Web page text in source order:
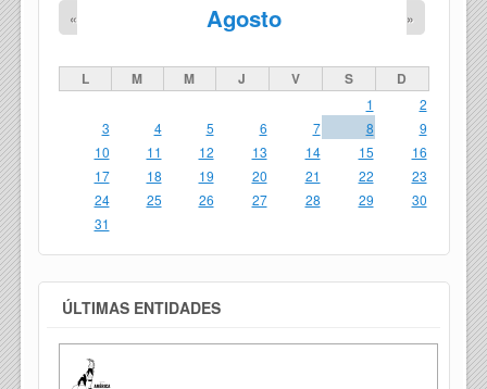
Agosto
« »
L M M J V S D
1
2
3
4 5 6 7 8
9
10
11 12 13 14 15
16
17
18 19 20 21 22
23
24
25 26 27 28 29
30
31
ÚLTIMAS ENTIDADES